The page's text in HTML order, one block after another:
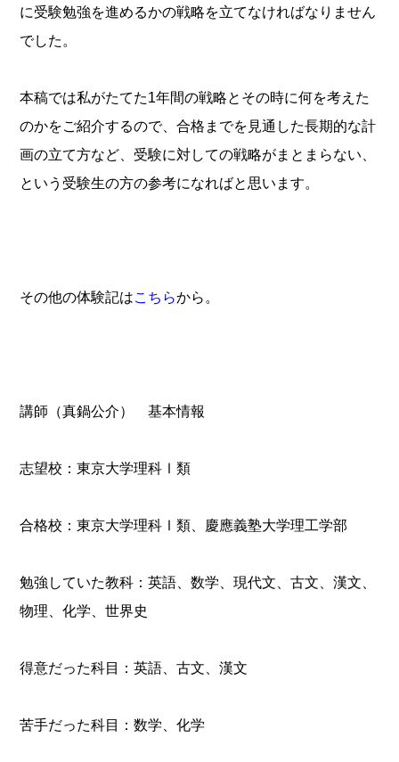
に受験勉強を進めるかの戦略を立てなければなりません
でした。
本稿では私がたてた1年間の戦略とその時に何を考えた
のかをご紹介するので、合格までを見通した長期的な計
画の立て方など、受験に対しての戦略がまとまらない、
という受験生の方の参考になればと思います。
その他の体験記はこちらから。
講師（真鍋公介） 基本情報
志望校：東京大学理科Ⅰ類
合格校：東京大学理科Ⅰ類、 慶應義塾大学理工学部
勉強していた教科：英語、数学、現代文、古文、漢文、
物理、化学、世界史
得意だった科目：英語、古文、漢文
苦手だった科目：数学、化学